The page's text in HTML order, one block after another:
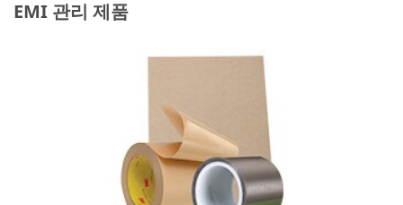
EMI 관리 제품